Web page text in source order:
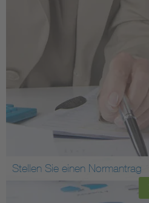
Stellen Sie einen Normantrag